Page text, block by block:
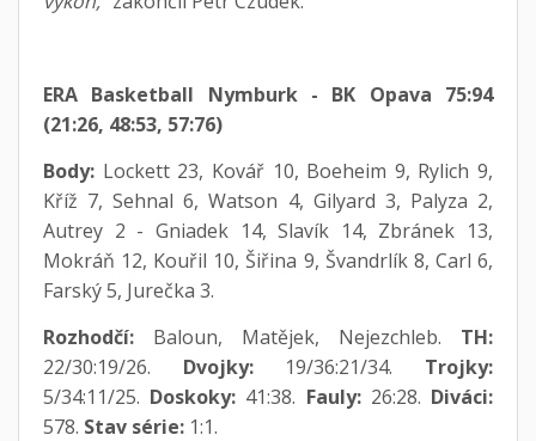
ERA Basketball Nymburk - BK Opava 75:94
(21:26, 48:53, 57:76)
Body:Lockett 23, Kovář 10, Boeheim 9, Rylich 9,
Kříž 7, Sehnal 6, Watson 4, Gilyard 3, Palyza 2,
Autrey 2 - Gniadek 14, Slavík 14, Zbránek 13,
Mokráň 12, Kouřil 10, Šiřina 9, Švandrlík 8, Carl 6,
Farský 5, Jurečka 3.
Rozhodčí:Baloun, Matějek, Nejezchleb. TH:
22/30:19/26. Dvojky:19/36:21/34. Trojky:
5/34:11/25. Doskoky: 41:38. Fauly:26:28. Diváci:
578. Stav série:1:1.